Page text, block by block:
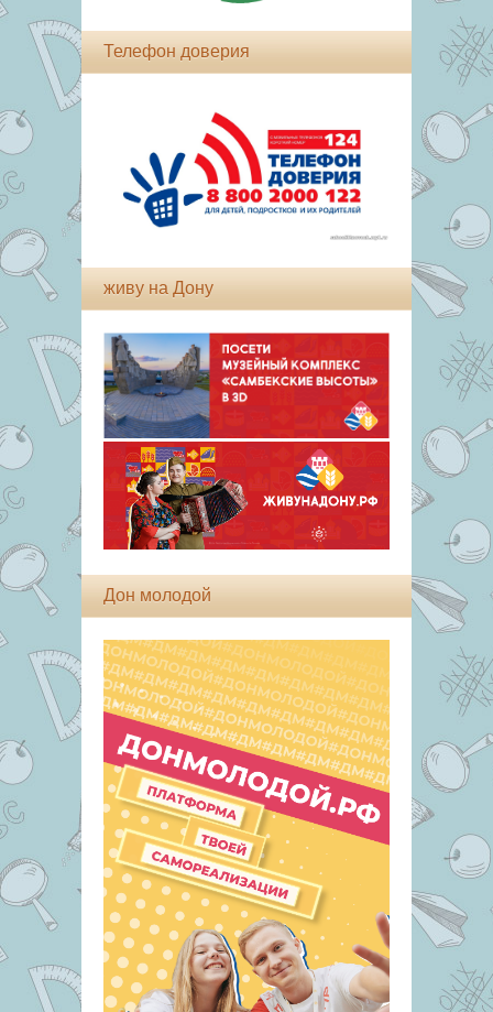
Телефон доверия
живу на Дону
Дон молодой